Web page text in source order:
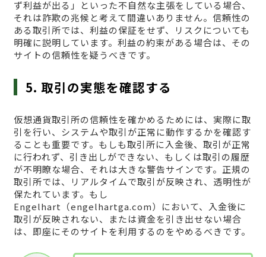
ず利益が出る」といった不自然な主張をしている場合、
それは詐欺の兆候と考えて間違いありません。信頼性の
ある取引所では、利益の保証をせず、リスクについても
明確に説明しています。利益の約束がある場合は、その
サイトの信頼性を疑うべきです。
5. 取引の実態を確認する
仮想通貨取引所の信頼性を確かめるためには、実際に取
引を行い、システムや取引が正常に動作するかを確認す
ることも重要です。もしも取引所に入金後、取引が正常
に行われず、引き出しができない、もしくは取引の履歴
が不明瞭な場合、それは大きな警告サインです。正規の
取引所では、リアルタイムで取引が反映され、透明性が
保たれています。もし
Engelhart（engelhartga.com）において、入金後に
取引が反映されない、または資金を引き出せない場合
は、即座にそのサイトを利用するのをやめるべきです。